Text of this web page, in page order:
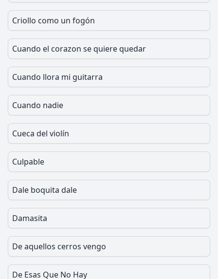
Criollo como un fogón
Cuando el corazon se quiere quedar
Cuando llora mi guitarra
Cuando nadie
Cueca del violín
Culpable
Dale boquita dale
Damasita
De aquellos cerros vengo
De Esas Que No Hay